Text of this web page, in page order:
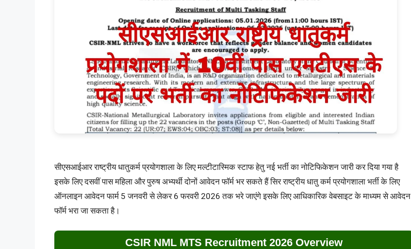
सीएसआईआर राष्ट्रीय धातुकर्म प्रयोगशाला के लिए मल्टीटास्मिक स्टाफ हेतु नई भर्ती का नोटिफिकेशन जारी कर दिया गया है
इसके लिए दसवीं पास महिला और पुरुष अभ्यर्थी दोनों आवेदन फॉर्म भर सकते हैं सिर राष्ट्रीय धातु कर्म प्रयोगशाला भर्ती के लिए
ऑनलाइन आवेदन फार्म 5 जनवरी से लेकर 6 फरवरी 2026 तक भरे जाएंगे इसके लिए आधिकारिक वेबसाइट के माध्यम से आवेदन
फॉर्म भरा जा सकता है।
CSIR NML MTS Recruitment 2026 Overview